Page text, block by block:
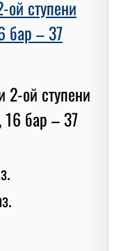
ой ступени
бар – 37